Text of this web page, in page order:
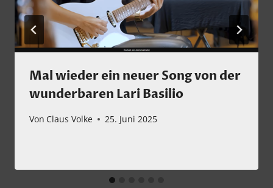
Mal wieder ein neuer Song von der
wunderbaren Lari Basilio
Von Claus Volke 25. Juni 2025